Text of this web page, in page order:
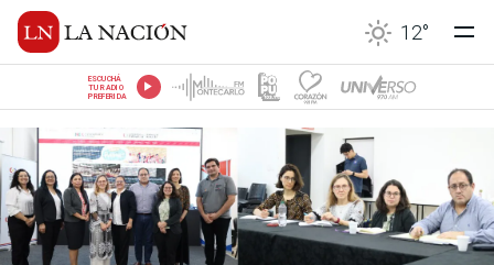
12°
ESCUCHÁ
TU RADIO
PREFERIDA